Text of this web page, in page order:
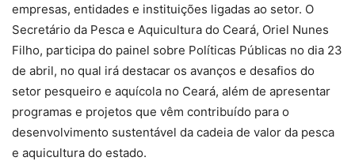
empresas, entidades e instituições ligadas ao setor. O
Secretário da Pesca e Aquicultura do Ceará, Oriel Nunes
Filho, participa do painel sobre Políticas Públicas no dia 23
de abril, no qual irá destacar os avanços e desafios do
setor pesqueiro e aquícola no Ceará, além de apresentar
programas e projetos que vêm contribuído para o
desenvolvimento sustentável da cadeia de valor da pesca
e aquicultura do estado.